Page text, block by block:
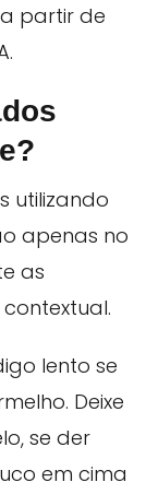
partir de
utilizando
apenas no
as
lento se
Deixe
se der
em cima